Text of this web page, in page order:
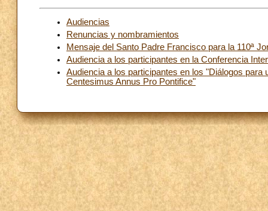
Audiencias
Renuncias y nombramientos
Mensaje del Santo Padre Francisco para la 110ª
Audiencia a los participantes en la Conferencia
Audiencia a los participantes en los "Diálogos
Centesimus Annus Pro Pontifice"